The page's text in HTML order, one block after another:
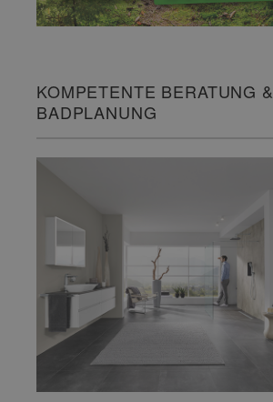
KOMPETENTE BERATUNG &
BADPLANUNG